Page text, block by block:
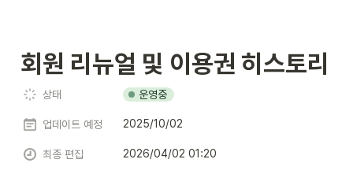
회원 리뉴얼 및 이용권 히스토리
상태 운영중
업데이트 예정 2025/10/02
최종 편집 2026/04/02 01:20